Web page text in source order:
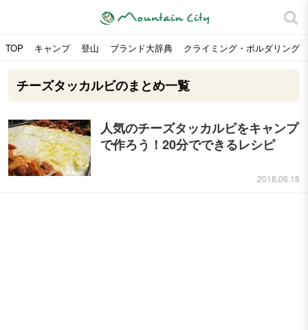
TOP キャンプ 登山 ブランド大辞典 クライミング・ボルダリング
チーズタッカルビのまとめ一覧
人気のチーズタッカルビをキャンプ
で作ろう！20分でできるレシピ
2018.06.18